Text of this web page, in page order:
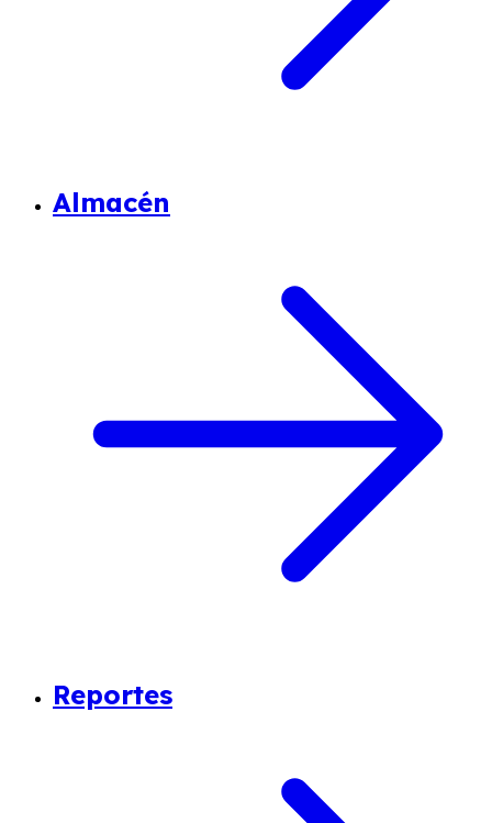
Almacén
Reportes